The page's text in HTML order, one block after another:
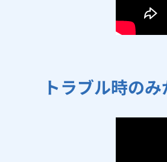
トラブル時の